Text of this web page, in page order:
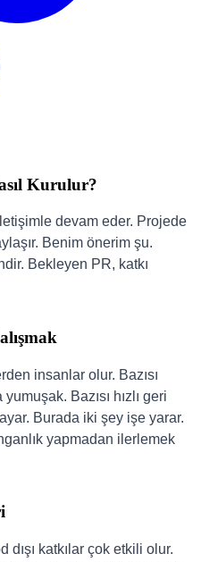
Kurulur?
devam eder. Projede
Benim önerim şu.
Bekleyen PR, katkı
insanlar olur. Bazısı
Bazısı hızlı geri
Burada iki şey işe yarar.
yapmadan ilerlemek
katkılar çok etkili olur.